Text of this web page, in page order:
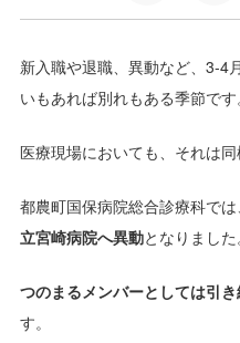
新入職や退職、異動など、3-4
いもあれば別れもある季節です
医療現場においても、それは同
都農町国保病院総合診療科では、
立宮崎病院へ異動となりました
つのまるメンバーとしては引
す。